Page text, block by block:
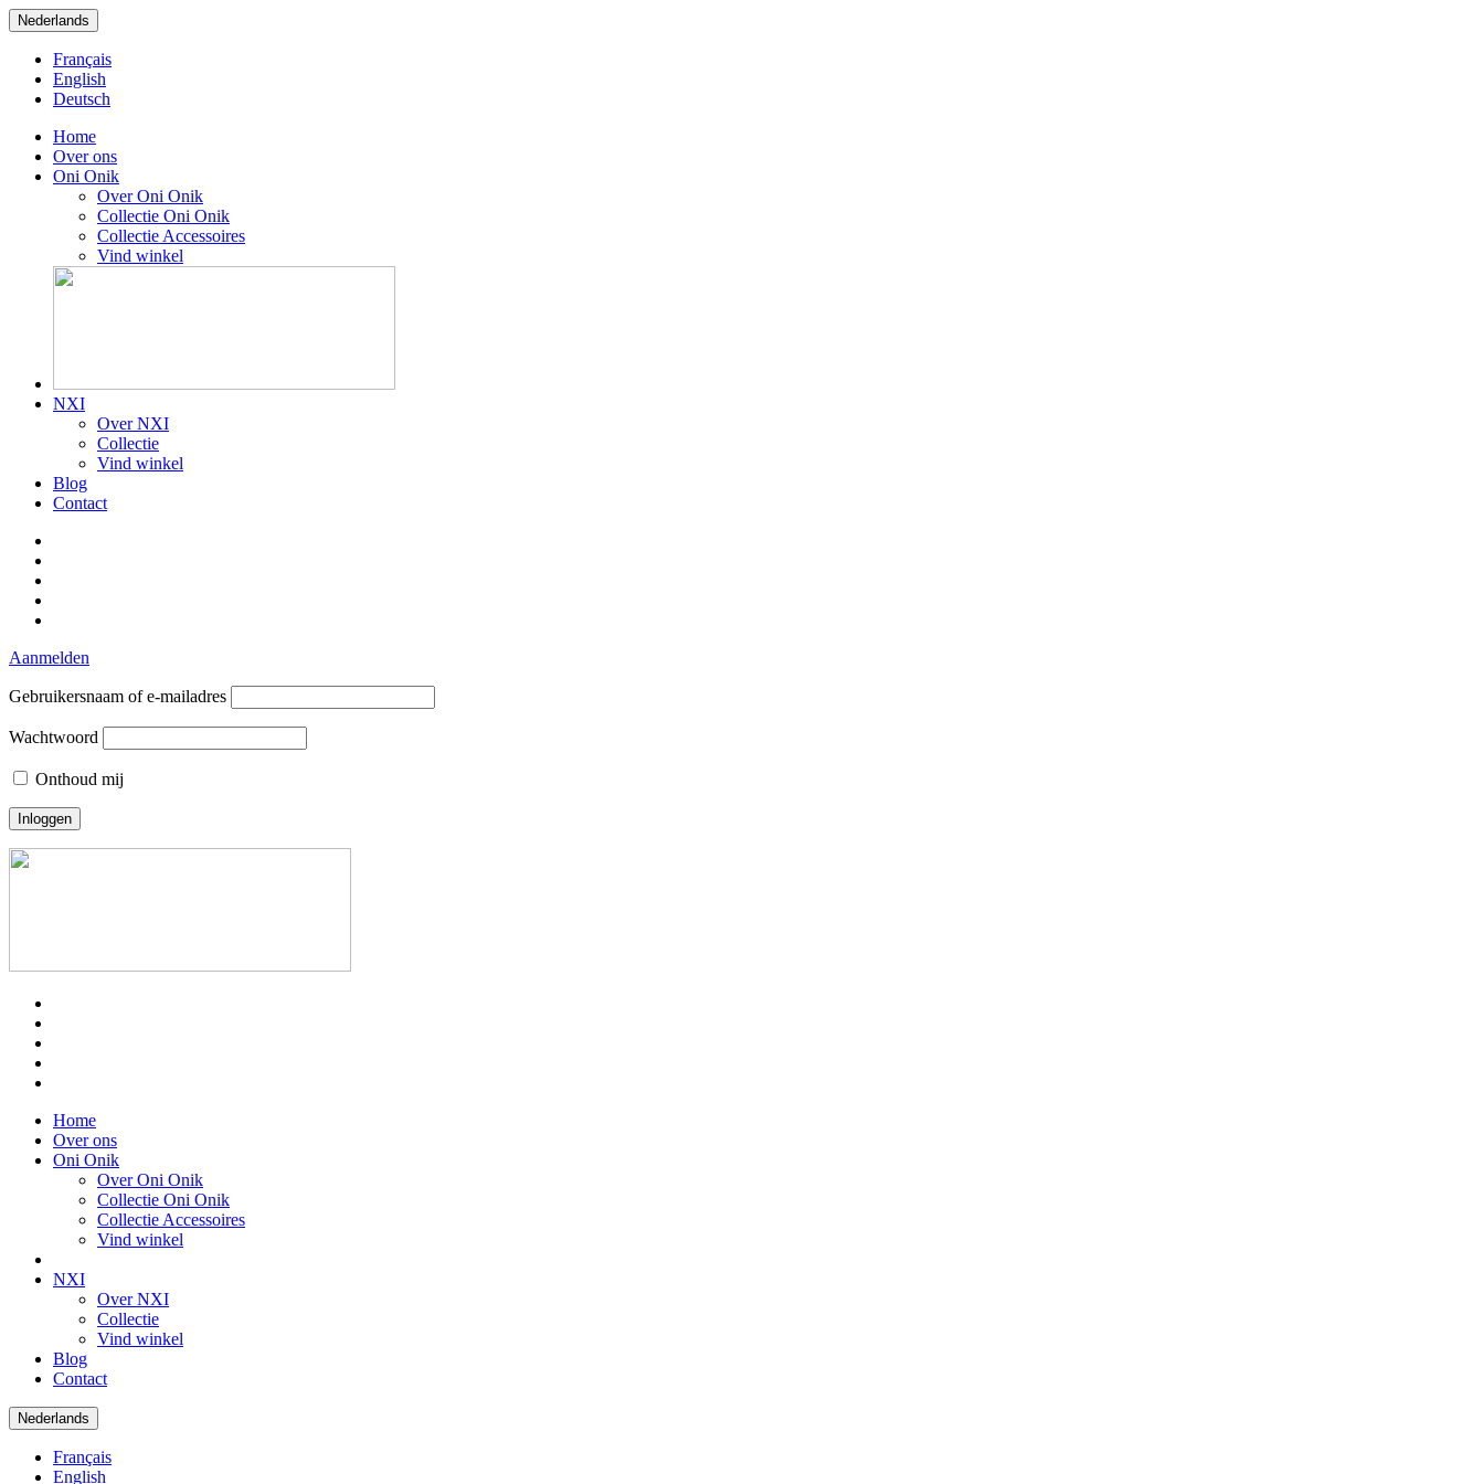
Nederlands
Français
English
Deutsch
Home
Over ons
Oni Onik
Over Oni Onik
Collectie Oni Onik
Collectie Accessoires
Vind winkel
NXI
Over NXI
Collectie
Vind winkel
Blog
Contact
Aanmelden
Gebruikersnaam of e-mailadres
Wachtwoord
Onthoud mij
Home
Over ons
Oni Onik
Over Oni Onik
Collectie Oni Onik
Collectie Accessoires
Vind winkel
NXI
Over NXI
Collectie
Vind winkel
Blog
Contact
Nederlands
Français
English